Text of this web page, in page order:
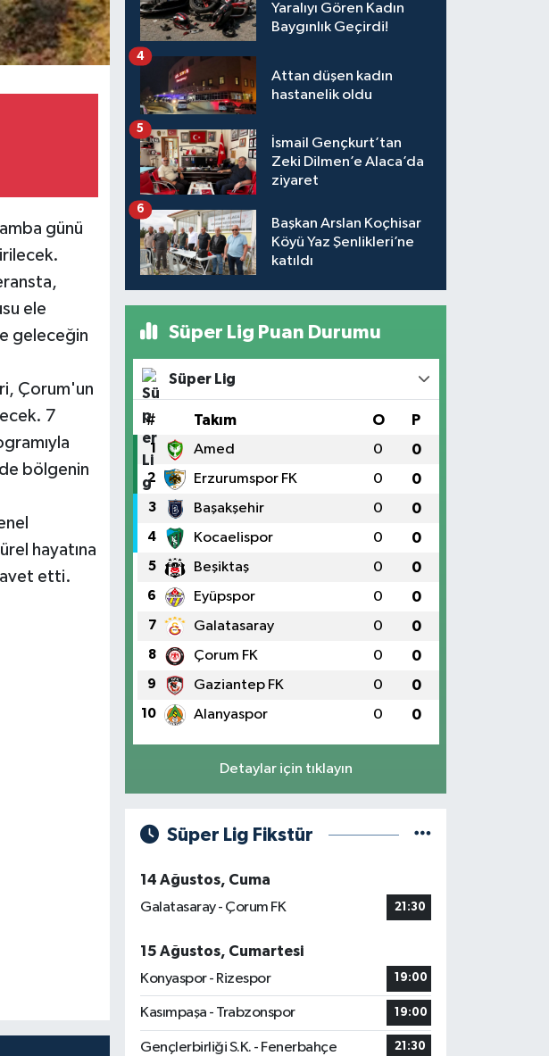
günü
ele
geleceğin
Çorum'un
7
de bölgenin
hayatına
etti.
Yaralıyı Gören Kadın
Baygınlık Geçirdi!
Attan düşen kadın
hastanelik oldu
4
İsmail Gençkurt’tan
Zeki Dilmen’e Alaca’da
ziyaret
5
Başkan Arslan Koçhisar
Köyü Yaz Şenlikleri’ne
katıldı
6
Süper Lig Puan Durumu
Süper Lig
# Takım O P
1 Amed 0 0
2 Erzurumspor FK 0 0
3 Başakşehir 0 0
4 Kocaelispor 0 0
5 Beşiktaş 0 0
6 Eyüpspor 0 0
7 Galatasaray 0 0
8 Çorum FK 0 0
9 Gaziantep FK 0 0
10 Alanyaspor 0 0
Detaylar için tıklayın
Süper Lig Fikstür
14 Ağustos, Cuma
Galatasaray - Çorum FK
21:30
15 Ağustos, Cumartesi
Konyaspor - Rizespor
19:00
Kasımpaşa - Trabzonspor 19:00
Gençlerbirliği S.K. - Fenerbahçe 21:30